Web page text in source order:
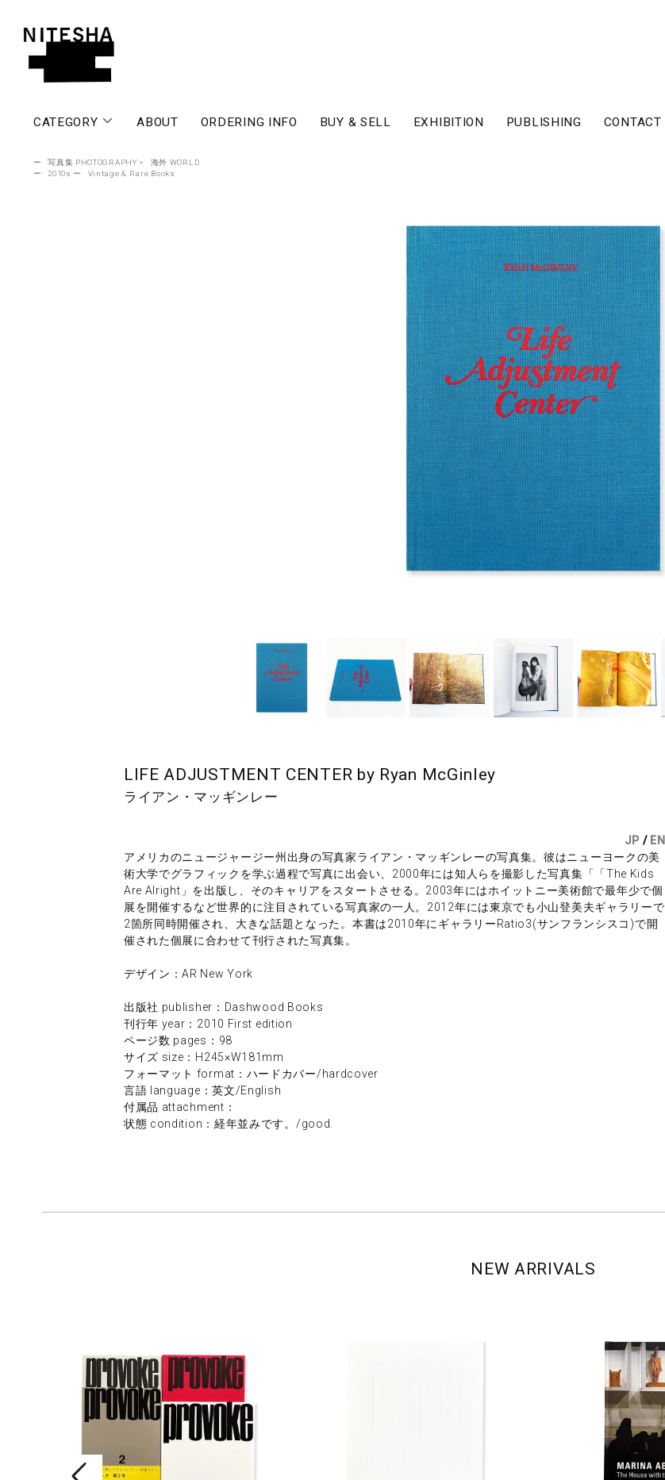
CATEGORY ABOUT ORDERING INFO BUY & SELL EXHIBITION PUBLISHING CONTACT
ー 写真集 PHOTOGRAPHY >
海外 WORLD
ー
2010s ー Vintage & Rare Books
LIFE ADJUSTMENT CENTER by Ryan McGinley
ライアン・マッギンレー
JP / EN
アメリカのニュージャージー州出身の写真家ライアン・マッギンレーの写真集。彼はニューヨークの美
術大学でグラフィックを学ぶ過程で写真に出会い、2000年には知人らを撮影した写真集「「The Kids
Are Alright」を出版し、そのキャリアをスタートさせる。2003年にはホイットニー美術館で最年少で個
展を開催するなど世界的に注目されている写真家の一人。2012年には東京でも小山登美夫ギャラリーで
2箇所同時開催され、大きな話題となった。本書は2010年にギャラリーRatio3(サンフランシスコ)で開
催された個展に合わせて刊行された写真集。
デザイン：AR New York
出版社 publisher：Dashwood Books
刊行年 year：2010 First edition
ページ数 pages：98
サイズ size：H245×W181mm
フォーマット format：ハードカバー/hardcover
言語 language：英文/English
付属品 attachment：
状態 condition：経年並みです。/good.
NEW ARRIVALS